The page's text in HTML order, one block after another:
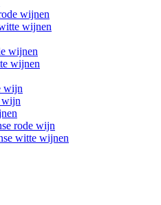
wijnen
wijnen
wijnen
wijnen
wijn
wijn
rode wijn
witte wijnen